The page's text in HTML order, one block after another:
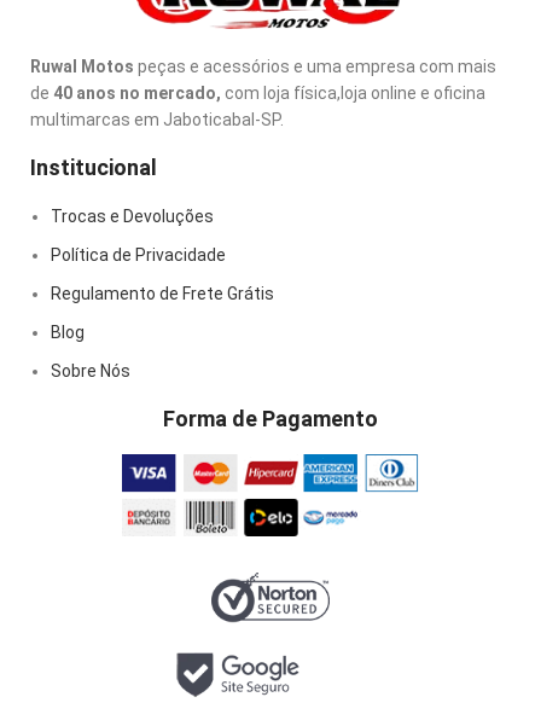
Ruwal Motos peças e acessórios e uma empresa com mais
de 40 anos no mercado, com loja física,loja online e oficina
multimarcas em Jaboticabal-SP.
Institucional
Trocas e Devoluções
Política de Privacidade
Regulamento de Frete Grátis
Blog
Sobre Nós
Forma de Pagamento